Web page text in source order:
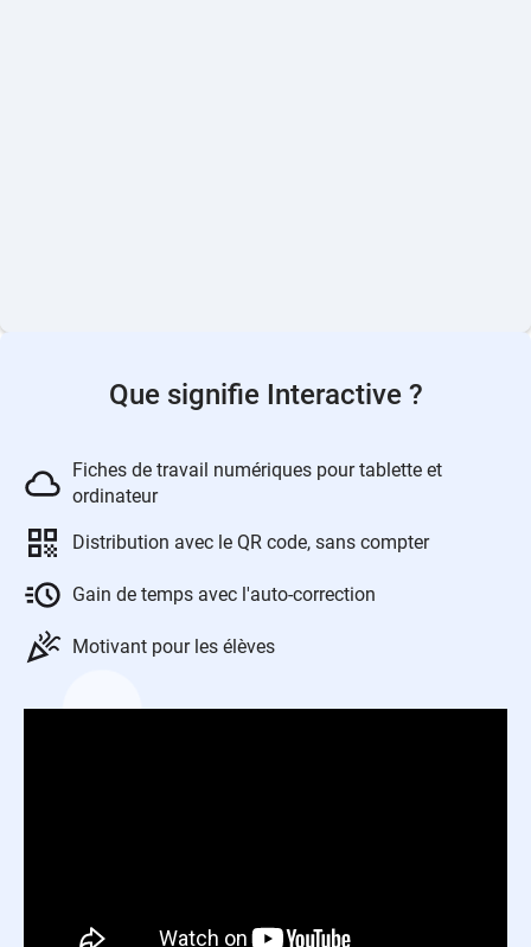
Que signifie Interactive ?
Fiches de travail numériques pour tablette et
ordinateur
Distribution avec le QR code, sans compter
Gain de temps avec l'auto-correction
Motivant pour les élèves